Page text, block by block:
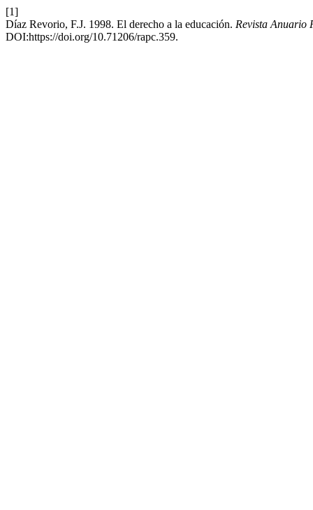
[1]
Díaz Revorio, F.J. 1998. El derecho a la educación. Revista Anuario
DOI:https://doi.org/10.71206/rapc.359.